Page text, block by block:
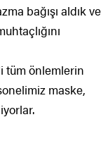
bağışı aldık ve
tüm önlemlerin
maske,